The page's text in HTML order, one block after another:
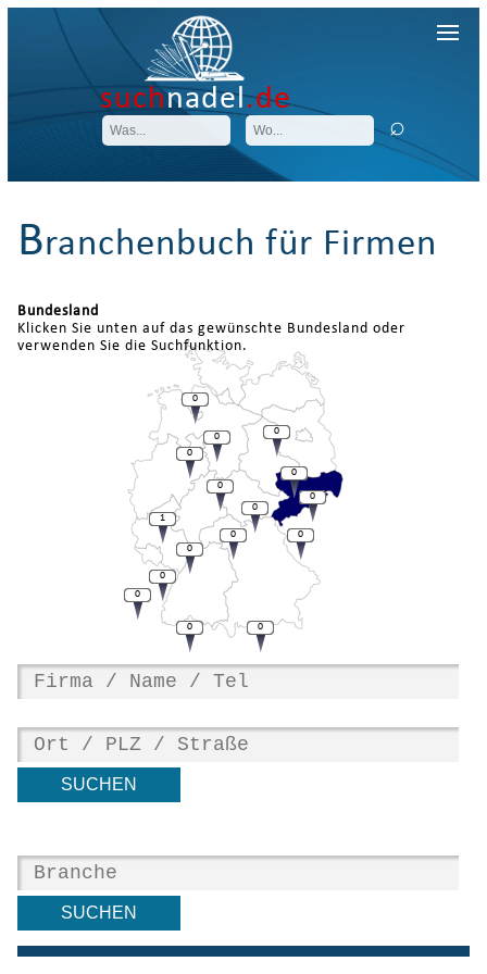
suchnadel.de
Branchenbuch für Firmen
Bundesland
Klicken Sie unten auf das gewünschte Bundesland oder
verwenden Sie die Suchfunktion.
0
0
1
0
0
0
0
0
0
0
0
0
0
0
0
0